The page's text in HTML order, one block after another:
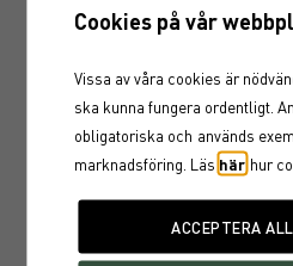
Eric Karlsson har 10 års
bolagsvärdering och förvaltar
Sverige, Aktie-Ansvar
Cookies på vår
Vissa av våra cookies är
ska kunna fungera ordentligt.
obligatoriska och används
marknadsföring. Läs här hur